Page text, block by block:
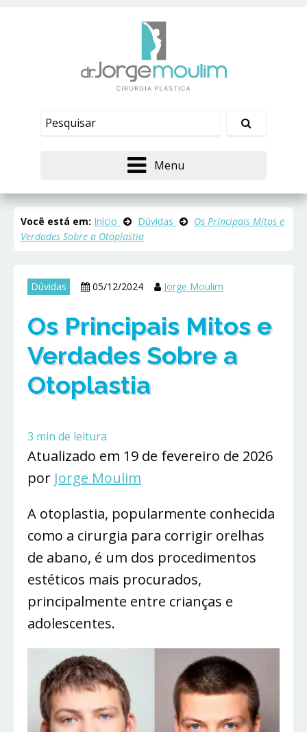
Menu
Você está em: Início Dúvidas
Os Principais Mitos e
Verdades Sobre a Otoplastia
Dúvidas 05/12/2024 Jorge Moulim
Os Principais Mitos e
Verdades Sobre a
Otoplastia
3 min de leitura
Atualizado em 19 de fevereiro de 2026
por Jorge Moulim
A otoplastia, popularmente conhecida
como a cirurgia para corrigir orelhas
de abano, é um dos procedimentos
estéticos mais procurados,
principalmente entre crianças e
adolescentes.